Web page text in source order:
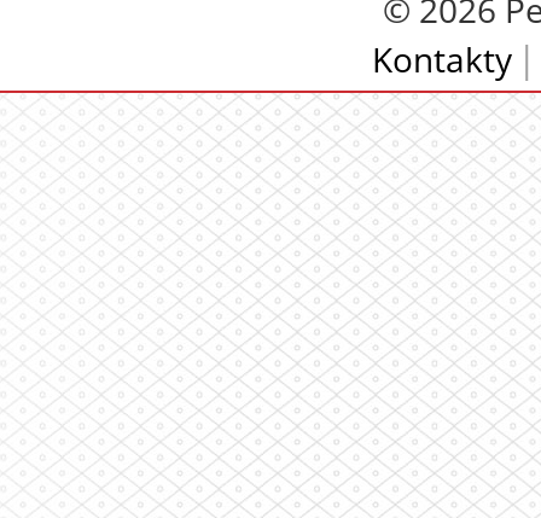
© 2026
Kontakty